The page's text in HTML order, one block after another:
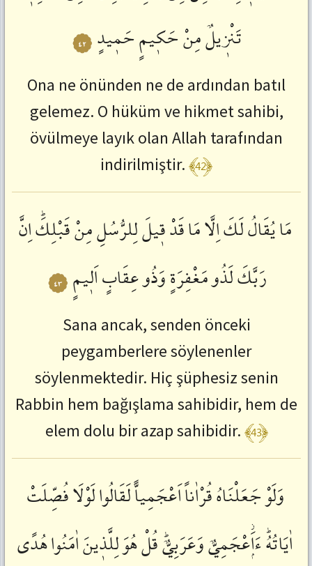
تَنْزٖيلٌمِنْحَكٖيمٍحَمٖيدٍ ٤٢
Ona ne önünden ne de ardından batıl
gelemez. O hüküm ve hikmet sahibi,
övülmeye layık olan Allah tarafından
indirilmiştir.﴾42﴿
مَايُقَالُلَكَاِلَّامَاقَدْقٖيلَلِلرُّسُلِمِنْقَبْلِكَؕاِنَّ
رَبَّكَلَذُو مَغْفِرَةٍوَذُو عِقَابٍاَلٖيمٍ ٤٣
Sana ancak, senden önceki
peygamberlere söylenenler
söylenmektedir. Hiç şüphesiz senin
Rabbin hem bağışlama sahibidir, hem de
elem dolu bir azap sahibidir.﴾43﴿
وَلَوْ جَعَلْنَاهُقُرْاٰناًاَعْجَمِياًّلَقَالُوالَوْلَافُصِّلَتْ
اٰيَاتُهُؕءَاَۭؗعْجَمِيٌّوَعَرَبِيٌّؕقُلْهُوَلِلَّذٖينَاٰمَنُواهُدًى